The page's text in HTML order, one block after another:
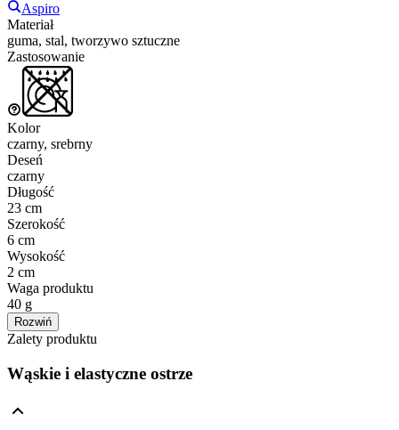
Aspiro
Materiał
guma, stal, tworzywo sztuczne
Zastosowanie
Kolor
czarny, srebrny
Deseń
czarny
Długość
23 cm
Szerokość
6 cm
Wysokość
2 cm
Waga produktu
40 g
Rozwiń
Zalety produktu
Wąskie i elastyczne ostrze